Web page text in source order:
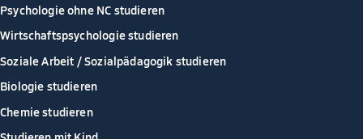
Psychologie ohne NC studieren
Wirtschaftspsychologie studieren
Soziale Arbeit / Sozialpädagogik studieren
Biologie studieren
Chemie studieren